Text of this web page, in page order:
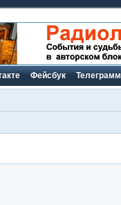
Фейсбук Телеграмм